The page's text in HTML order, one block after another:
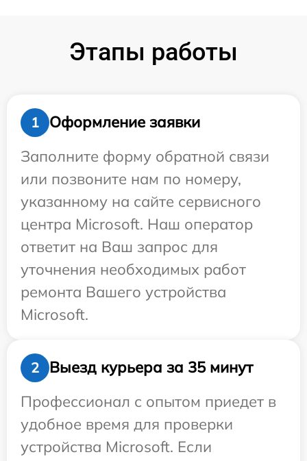
Этапы работы
1
Оформление заявки
Заполните форму обратной связи
или позвоните нам по номеру,
указанному на сайте сервисного
центра Microsoft. Наш оператор
ответит на Ваш запрос для
уточнения необходимых работ
ремонта Вашего устройства
Microsoft.
2
Выезд курьера за 35 минут
Профессионал с опытом приедет в
удобное время для проверки
устройства Microsoft. Если